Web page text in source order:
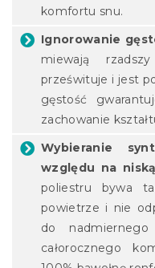
komfortu snu.
Ignorowanie
miewają
prześwituje i jest
gęstość
zachowanie
Wybieranie
względu na
poliestru bywa
powietrze i nie
do
całorocznego